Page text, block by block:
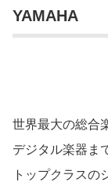
YAMAHA
世界最大の総合
デジタル楽器ま
トップクラスの